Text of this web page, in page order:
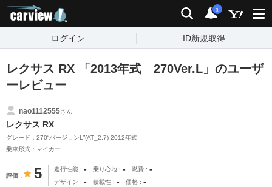
検索 通知
i
ログイン ID新規取得
レクサス RX 「2013年式 270Ver.L」のユーザ
ーレビュー
nao1112555さん
レクサス RX
グレード：270“バージョンL”(AT_2.7) 2012年式
乗車形式：マイカー
評価 5 走行性能 - 乗り心地 - 燃費 -
デザイン - 積載性 - 価格 -